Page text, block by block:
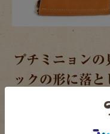
プチミニョンの
ックの形に落と